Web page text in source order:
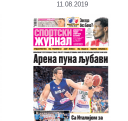
11.08.2019